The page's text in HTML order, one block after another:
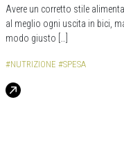
Avere un corretto stile
al meglio ogni uscita in bici,
modo giusto […]
#NUTRIZIONE #SPESA